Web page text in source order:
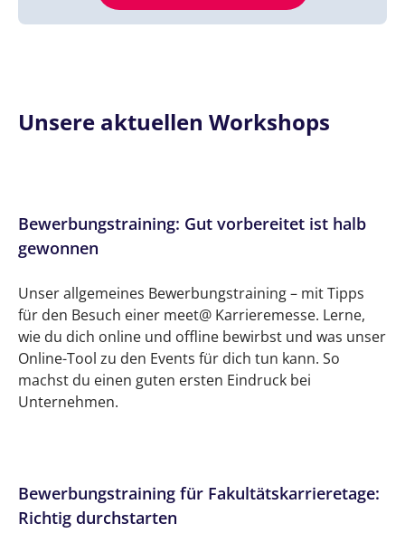
Unsere aktuellen Workshops
Bewerbungstraining: Gut vorbereitet ist halb
gewonnen
Unser allgemeines Bewerbungstraining – mit Tipps
für den Besuch einer meet@ Karrieremesse. Lerne,
wie du dich online und offline bewirbst und was unser
Online-Tool zu den Events für dich tun kann. So
machst du einen guten ersten Eindruck bei
Unternehmen.
Bewerbungstraining für Fakultätskarrieretage:
Richtig durchstarten